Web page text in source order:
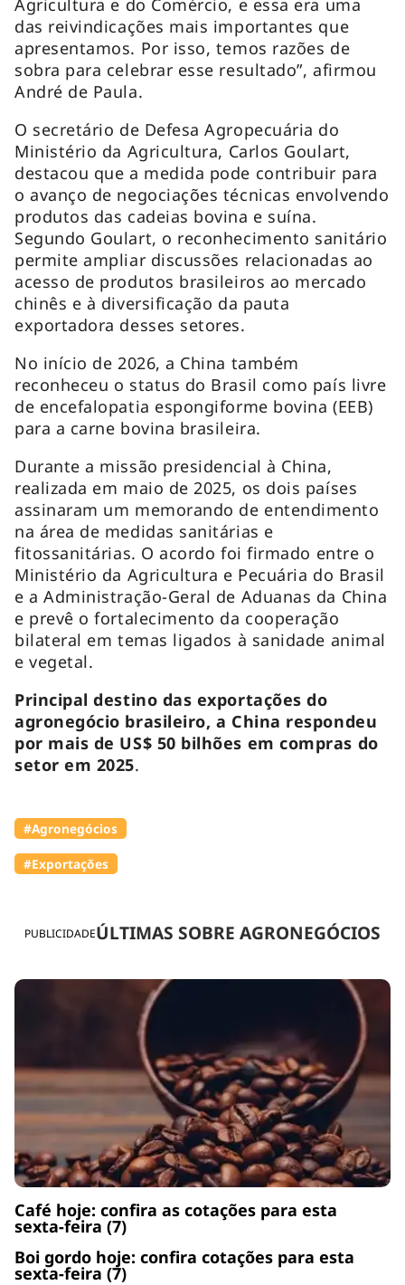
PUBLICIDADEÚLTIMAS SOBRE AGRONEGÓCIOS
Café hoje: confira as cotações para esta
sexta-feira (7)
Boi gordo hoje: confira cotações para esta
sexta-feira (7)
das reivindicações mais importantes que
apresentamos. Por isso, temos razões de
sobra para celebrar esse resultado”, afirmou
André de Paula.
O secretário de Defesa Agropecuária do
Ministério da Agricultura, Carlos Goulart,
destacou que a medida pode contribuir para
o avanço de negociações técnicas envolvendo
produtos das cadeias bovina e suína.
Segundo Goulart, o reconhecimento sanitário
permite ampliar discussões relacionadas ao
acesso de produtos brasileiros ao mercado
chinês e à diversificação da pauta
exportadora desses setores.
No início de 2026, a China também
reconheceu o status do Brasil como país livre
de encefalopatia espongiforme bovina (EEB)
para a carne bovina brasileira.
Durante a missão presidencial à China,
realizada em maio de 2025, os dois países
assinaram um memorando de entendimento
na área de medidas sanitárias e
fitossanitárias. O acordo foi firmado entre o
Ministério da Agricultura e Pecuária do Brasil
e a Administração-Geral de Aduanas da China
e prevê o fortalecimento da cooperação
bilateral em temas ligados à sanidade animal
e vegetal.
Principal destino das exportações do
agronegócio brasileiro, a China respondeu
por mais de US$ 50 bilhões em compras do
setor em 2025.
#Agronegócios
#Exportações